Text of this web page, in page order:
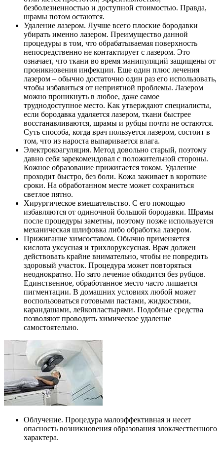
безболезненностью и доступной стоимостью. Правда,
шрамы потом остаются.
Удаление лазером. Лучше всего плоские бородавки
убирать именно лазером. Преимущество данной
процедуры в том, что обрабатываемая поверхность
непосредственно не контактирует с лазером. Это
означает, что ткани во время манипуляций защищены от
проникновения инфекции. Еще один плюс лечения
лазером – обычно достаточно один раз его использовать,
чтобы избавиться от неприятной проблемы. Лазером
можно проникнуть в любое, даже самое
труднодоступное место. Как утверждают специалисты,
если бородавка удаляется лазером, ткани быстрее
восстанавливаются, шрамы и рубцы почти не остаются.
Суть способа, когда врач пользуется лазером, состоит в
том, что из нароста выпаривается влага.
Электрокоагуляция. Метод довольно старый, поэтому
давно себя зарекомендовал с положительной стороны.
Кожное образование прижигается током. Удаление
проходит быстро, без боли. Кожа заживает в короткие
сроки. На обработанном месте может сохраниться
светлое пятно.
Хирургическое вмешательство. С его помощью
избавляются от одиночной большой бородавки. Шрамы
после процедуры заметны, поэтому позже используется
механическая шлифовка либо обработка лазером.
Прижигание химсоставом. Обычно применяется
кислота уксусная и трихлоруксусная. Врач должен
действовать крайне внимательно, чтобы не повредить
здоровый участок. Процедура может повторяться
неоднократно. Но зато лечение обходится без рубцов.
Единственное, обработанное место часто лишается
пигментации. В домашних условиях любой может
воспользоваться готовыми пастами, жидкостями,
карандашами, лейкопластырями. Подобные средства
позволяют проводить химическое удаление
самостоятельно.
Облучение. Процедура малоэффективная и несет
опасность возникновения образования злокачественного
характера.